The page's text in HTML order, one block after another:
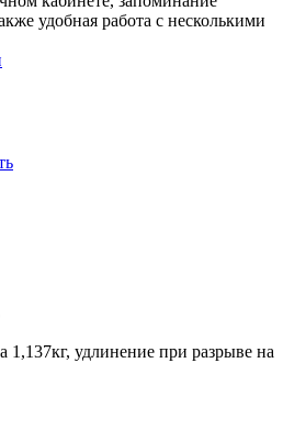
удобная работа с несколькими
1,137кг, удлинение при разрыве на